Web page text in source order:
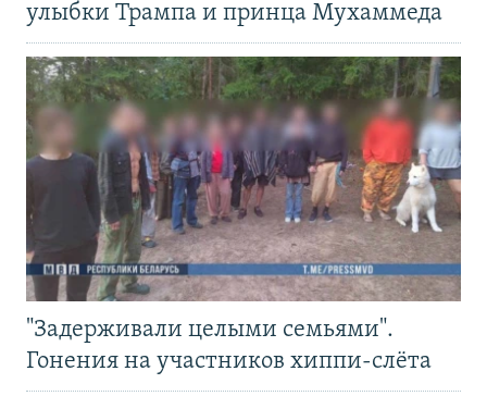
улыбки Трампа и принца Мухаммеда
"Задерживали целыми семьями".
Гонения на участников хиппи-слёта